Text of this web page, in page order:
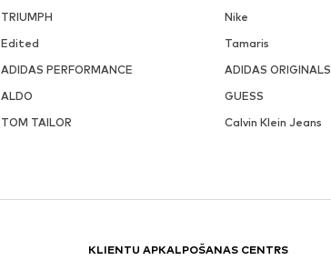
TRIUMPH Nike
Edited Tamaris
ADIDAS PERFORMANCE ADIDAS ORIGINALS
ALDO GUESS
TOM TAILOR Calvin Klein Jeans
KLIENTU APKALPOŠANAS CENTRS